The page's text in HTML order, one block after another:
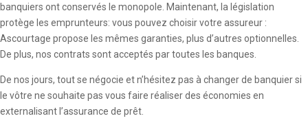
banquiers ont conservés le monopole. Maintenant, la législation
protège les emprunteurs: vous pouvez choisir votre assureur :
Ascourtage propose les mêmes garanties, plus d’autres optionnelles.
De plus, nos contrats sont acceptés par toutes les banques.
De nos jours, tout se négocie et n’hésitez pas à changer de banquier si
le vôtre ne souhaite pas vous faire réaliser des économies en
externalisant l’assurance de prêt.